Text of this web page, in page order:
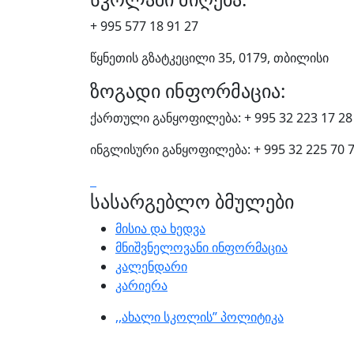
+ 995 577 18 91 27
წყნეთის გზატკეცილი 35, 0179, თბილისი
ზოგადი ინფორმაცია:
ქართული განყოფილება: + 995 32 223 17 28
ინგლისური განყოფილება: + 995 32 225 70
სასარგებლო ბმულები
მისია და ხედვა
მნიშვნელოვანი ინფორმაცია
კალენდარი
კარიერა
,,ახალი სკოლის” პოლიტიკა